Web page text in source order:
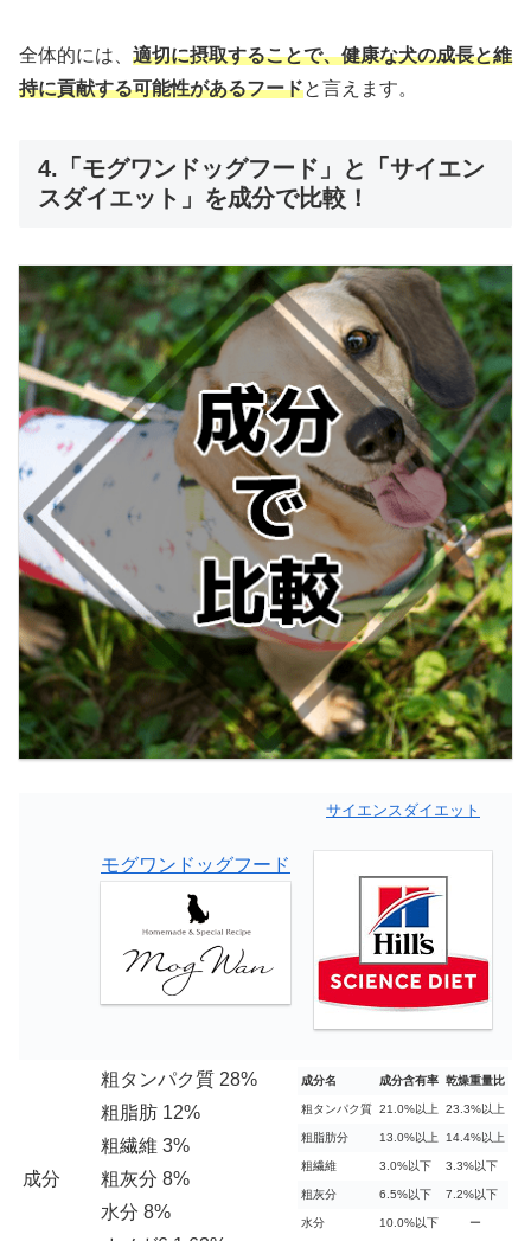
全体的には、 適切に摂取することで、健康な犬の成長と維
持に貢献する可能性があるフードと言えます。
4.「モグワンドッグフード」と「サイエン
スダイエット」を成分で比較！
モグワンドッグフード
サイエンスダイエット
成分
粗タンパク質 28%
粗脂肪 12%
粗繊維 3%
粗灰分 8%
水分 8%
成分名 成分含有率 乾燥重量比
粗タンパク質 21.0%以上 23.3%以上
粗脂肪分 13.0%以上 14.4%以上
粗繊維 3.0%以下 3.3%以下
粗灰分 6.5%以下 7.2%以下
水分 10.0%以下 ー